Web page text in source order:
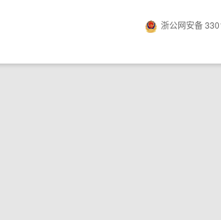
浙公网安备